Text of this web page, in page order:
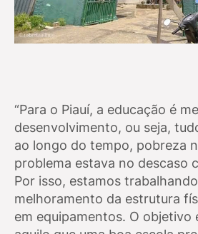
“Para o Piauí, a educação é
desenvolvimento, ou seja,
ao longo do tempo, pobreza
problema estava no descaso
Por isso, estamos
melhoramento da estrutura
em equipamentos. O objetivo